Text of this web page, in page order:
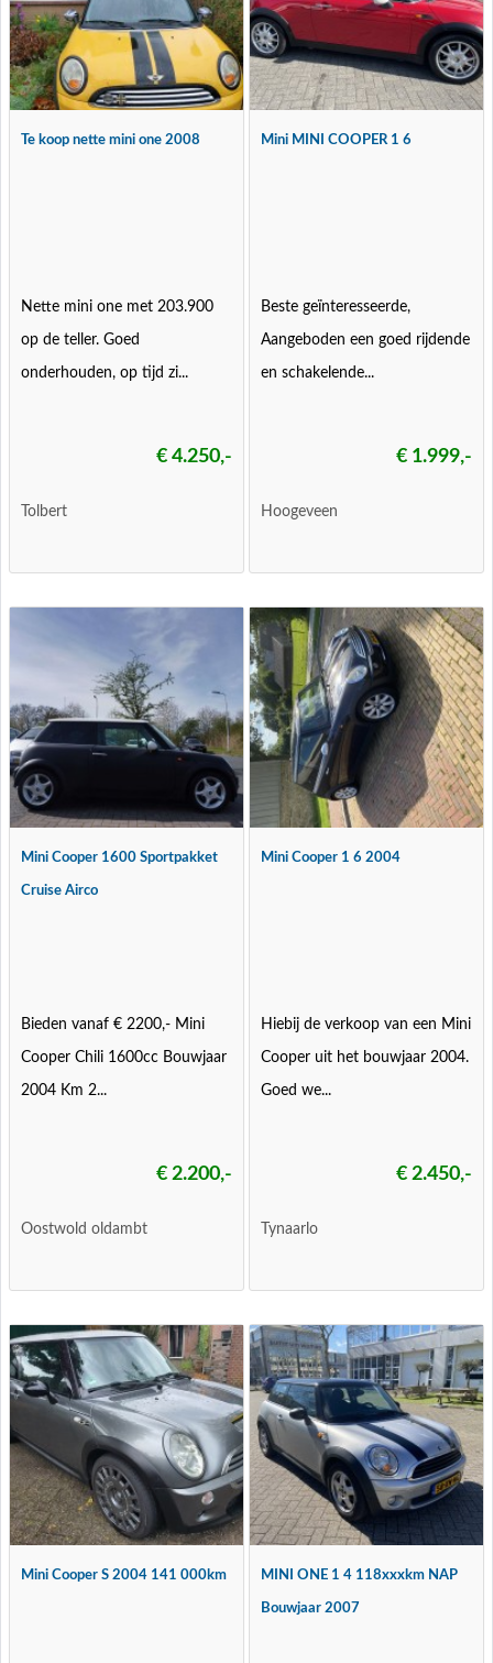
Te koop nette mini one 2008
Nette mini one met 203.900
op de teller. Goed
onderhouden, op tijd zi...
€ 4.250,-
Tolbert
Mini MINI COOPER 1 6
Beste geïnteresseerde,
Aangeboden een goed rijdende
en schakelende...
€ 1.999,-
Hoogeveen
Mini Cooper 1600 Sportpakket
Cruise Airco
Bieden vanaf € 2200,- Mini
Cooper Chili 1600cc Bouwjaar
2004 Km 2...
€ 2.200,-
Oostwold oldambt
Mini Cooper 1 6 2004
Hiebij de verkoop van een Mini
Cooper uit het bouwjaar 2004.
Goed we...
€ 2.450,-
Tynaarlo
Mini Cooper S 2004 141 000km MINI ONE 1 4 118xxxkm NAP
Bouwjaar 2007